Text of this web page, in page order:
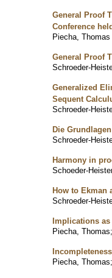
General Proof
Conference
Piecha,
General Proof
Schroeder-
Generalized
Sequent
Schroeder-
Die
Schroeder-
Harmony in
Schoeder-
How to Ekman
Schroeder-
Implications
Piecha, Thomas;
Piecha, Thomas;